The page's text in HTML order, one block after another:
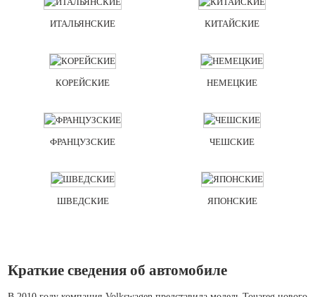
ИТАЛЬЯНСКИЕ КИТАЙСКИЕ
КОРЕЙСКИЕ НЕМЕЦКИЕ
ФРАНЦУЗСКИЕ ЧЕШСКИЕ
ШВЕДСКИЕ ЯПОНСКИЕ
Краткие сведения об автомобиле